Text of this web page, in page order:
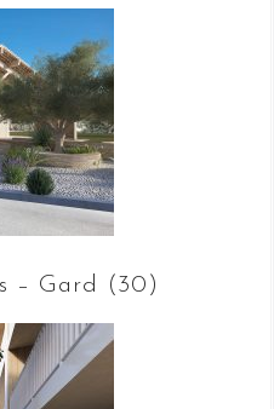
– Gard (30)